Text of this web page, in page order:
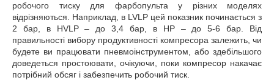
робочого тиску для фарбопульта у різних моделях
відрізняються. Наприклад, в LVLP цей показник починається з
2 бар, в HVLP – до 3,4 бар, в HP – до 5-6 бар. Від
правильності вибору продуктивності компресора залежить, чи
будете ви працювати пневмоінструментом, або здебільшого
доведеться простоювати, очікуючи, поки компресор накачає
потрібний обсяг і забезпечить робочий тиск.